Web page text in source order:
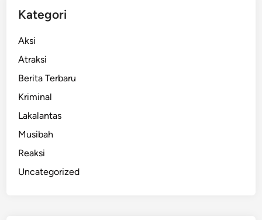
Kategori
Aksi
Atraksi
Berita Terbaru
Kriminal
Lakalantas
Musibah
Reaksi
Uncategorized